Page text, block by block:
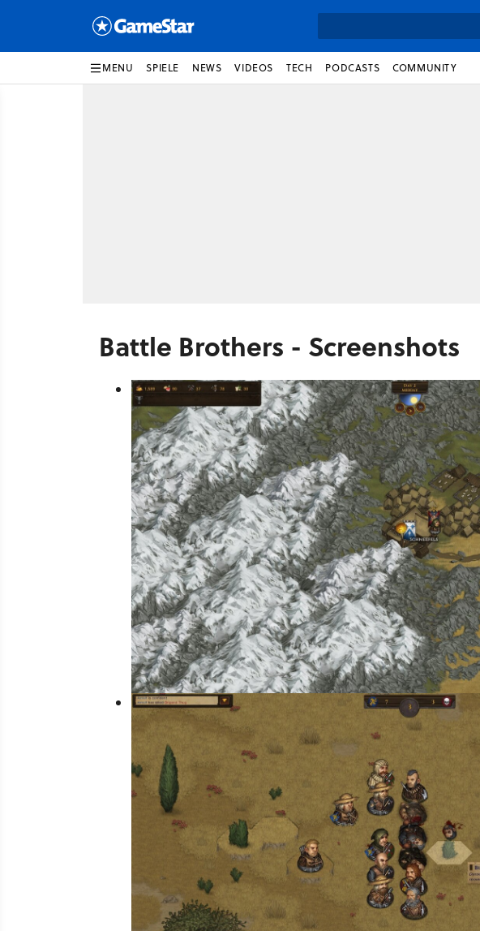
MENU SPIELE NEWS VIDEOS TECH PODCASTS COMMUNITY
Battle Brothers - Screenshots